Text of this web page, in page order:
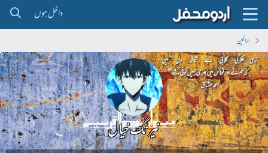
داخل ہوں
اراکین
نیرنگ خیال